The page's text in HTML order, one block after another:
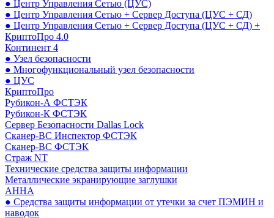
● Центр Управления Сетью (ЦУС)
● Центр Управления Сетью + Сервер Доступа (ЦУС + СД)
● Центр Управления Сетью + Сервер Доступа (ЦУС + СД) +
КриптоПро 4.0
Континент 4
● Узел безопасности
● Многофункциональный узел безопасности
● ЦУС
КриптоПро
Рубикон-А ФСТЭК
Рубикон-К ФСТЭК
Сервер Безопасности Dallas Lock
Сканер-ВС Инспектор ФСТЭК
Сканер-ВС ФСТЭК
Страж NT
Технические средства защиты информации
Металлические экранирующие заглушки
АННА
● Средства защиты информации от утечки за счет ПЭМИН и
наводок